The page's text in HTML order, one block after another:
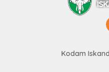
Kodam